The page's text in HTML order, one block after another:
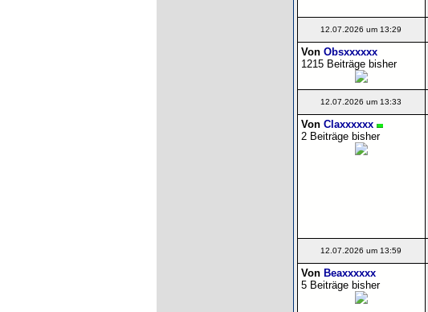
12.07.2026 um 13:29
Von Obsxxxxxx
1215 Beiträge bisher
12.07.2026 um 13:33
Von Claxxxxxx
2 Beiträge bisher
12.07.2026 um 13:59
Von Beaxxxxxx
5 Beiträge bisher